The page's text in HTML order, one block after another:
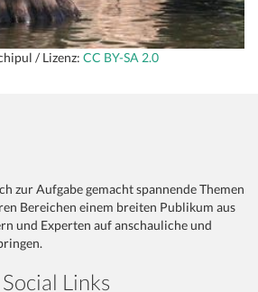
/ Lizenz: CC BY-SA 2.0
zur Aufgabe gemacht spannende Themen
Bereichen einem breiten Publikum aus
und Experten auf anschauliche und
Social Links